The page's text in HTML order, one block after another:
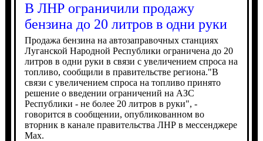
В ЛНР ограничили продажу
бензина до 20 литров в одни руки
Продажа бензина на автозаправочных станциях
Луганской Народной Республики ограничена до 20
литров в одни руки в связи с увеличением спроса на
топливо, сообщили в правительстве региона."В
связи с увеличением спроса на топливо принято
решение о введении ограничений на АЗС
Республики - не более 20 литров в руки", -
говорится в сообщении, опубликованном во
вторник в канале правительства ЛНР в мессенджере
Мах.